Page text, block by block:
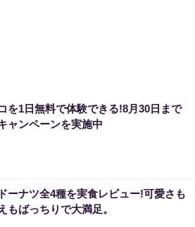
金運、今が変わる時かもしれません
会社デジタルファーム ）
、運じゃなかった」当たる人は“同じ
てる
を1日無料で体験できる!8月30日まで
ャンペーンを実施中
ーナツ全4種を実食レビュー!可愛さも
もばっちりで大満足。